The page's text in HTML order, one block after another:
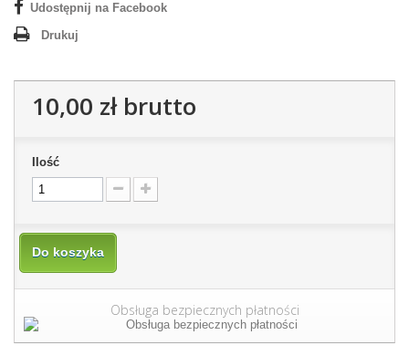
Udostępnij na Facebook
Drukuj
10,00 złbrutto
Ilość
Do koszyka
Obsługa bezpiecznych płatności